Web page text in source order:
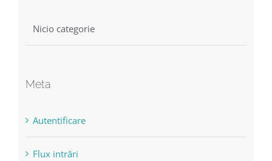
Nicio categorie
Meta
Autentificare
Flux intrări